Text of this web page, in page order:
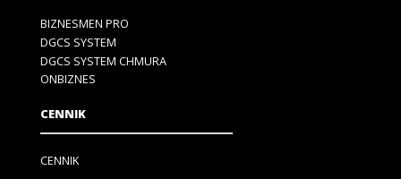
BIZNESMEN PRO
DGCS SYSTEM
DGCS SYSTEM CHMURA
ONBIZNES
CENNIK
CENNIK